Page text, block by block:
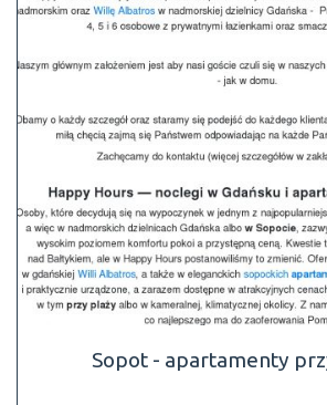
Sopot - apartamenty